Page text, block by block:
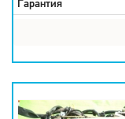
Гарантия